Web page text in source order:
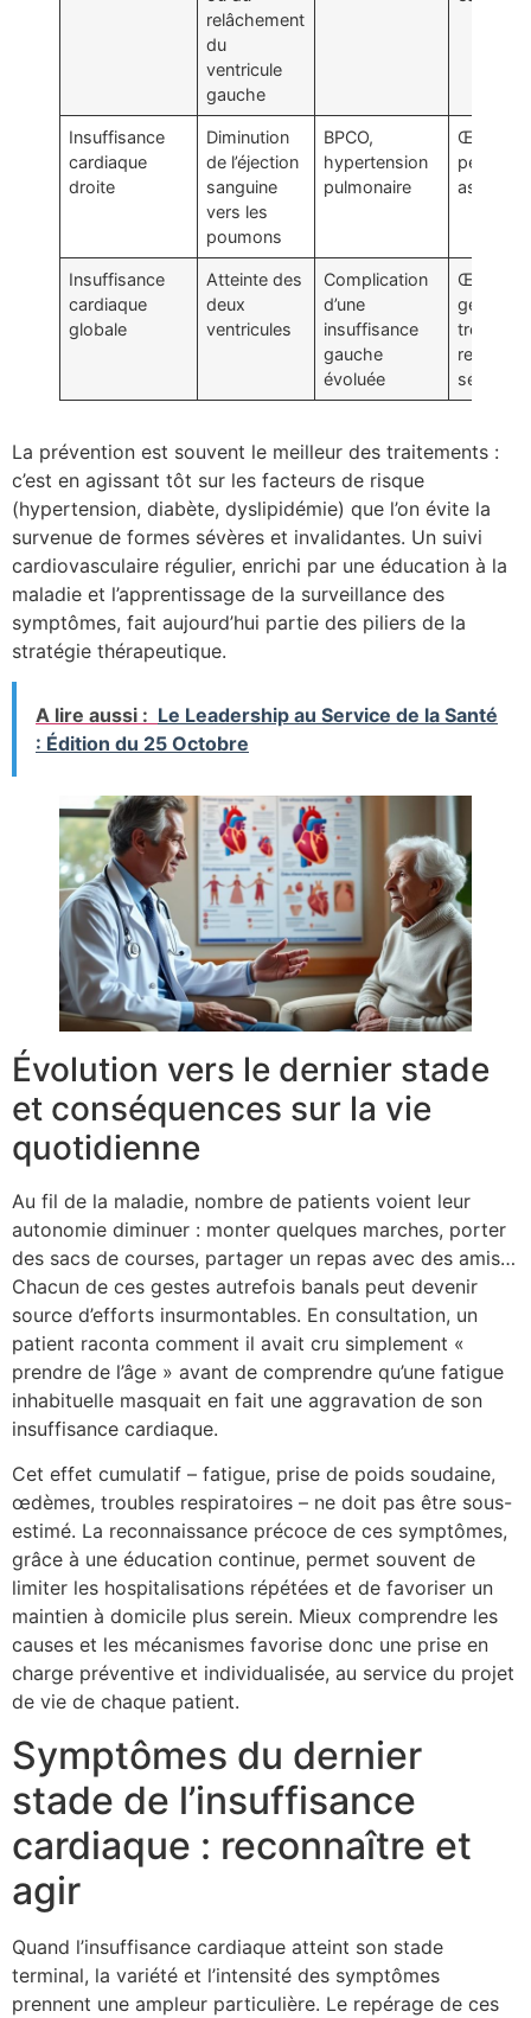
relâchement
du
ventricule
gauche
Insuffisance
cardiaque
droite
Diminution
de l’éjection
sanguine
vers les
poumons
BPCO,
hypertension
pulmonaire
Œdèmes
ascite
Insuffisance
cardiaque
globale
Atteinte des
deux
ventricules
Complication
d’une
insuffisance
gauche
évoluée
Œdèmes
troubles
sévères
La prévention est souvent le meilleur des traitements :
c’est en agissant tôt sur les facteurs de risque
(hypertension, diabète, dyslipidémie) que l’on évite la
survenue de formes sévères et invalidantes. Un suivi
cardiovasculaire régulier, enrichi par une éducation à la
maladie et l’apprentissage de la surveillance des
symptômes, fait aujourd’hui partie des piliers de la
stratégie thérapeutique.
A lire aussi : Le Leadership au Service de la Santé
: Édition du 25 Octobre
Évolution vers le dernier stade
et conséquences sur la vie
quotidienne
Au fil de la maladie, nombre de patients voient leur
autonomie diminuer : monter quelques marches, porter
des sacs de courses, partager un repas avec des amis…
Chacun de ces gestes autrefois banals peut devenir
source d’efforts insurmontables. En consultation, un
patient raconta comment il avait cru simplement «
prendre de l’âge » avant de comprendre qu’une fatigue
inhabituelle masquait en fait une aggravation de son
insuffisance cardiaque.
Cet effet cumulatif – fatigue, prise de poids soudaine,
œdèmes, troubles respiratoires – ne doit pas être sous-
estimé. La reconnaissance précoce de ces symptômes,
grâce à une éducation continue, permet souvent de
limiter les hospitalisations répétées et de favoriser un
maintien à domicile plus serein. Mieux comprendre les
causes et les mécanismes favorise donc une prise en
charge préventive et individualisée, au service du projet
de vie de chaque patient.
Symptômes du dernier
stade de l’insuffisance
cardiaque : reconnaître et
agir
Quand l’insuffisance cardiaque atteint son stade
terminal, la variété et l’intensité des symptômes
prennent une ampleur particulière. Le repérage de ces